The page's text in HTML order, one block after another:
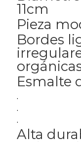
11cm
Pieza
Bordes
Esmalte
.
.
.
Alta